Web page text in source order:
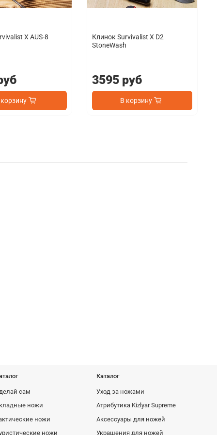
X AUS-8
Клинок Survivalist X D2
StoneWash
3595 руб
В корзину
сам
ножи
ножи
ножи
Каталог
Уход за ножами
Атрибутика Kizlyar Supreme
Аксессуары для ножей
Украшения для ножей